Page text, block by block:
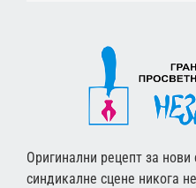
Оригинални рецепт за нови
синдикалне сцене никога